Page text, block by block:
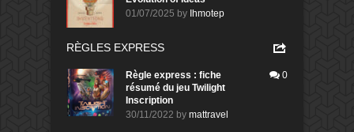
01/07/2025 by Ihmotep
RÈGLES EXPRESS
Règle express : fiche
résumé du jeu Twilight
Inscription
30/11/2022 by mattravel
0